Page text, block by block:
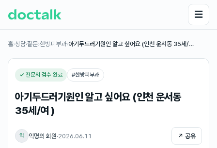
☰
홈›상담·질문›한방피부과›아기두드러기원인 알고 싶어요 (인천 운서동 35세/…
✓ 전문의 검수 완료 #한방피부과
아기두드러기원인 알고 싶어요 (인천 운서동
35세/여 )
익 익명의 회원·2026.06.11 ↗ 공유